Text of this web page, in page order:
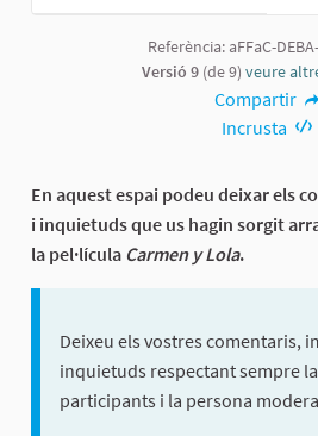
Referència: aFFaC-
Versió 9(de 9) veure
Compartir
Incrusta
En aquest espai podeu deixar els
i inquietuds que us hagin sorgit
la pel·lícula Carmen y Lola.
Deixeu els vostres comentaris,
inquietuds respectant sempre
participants i la persona